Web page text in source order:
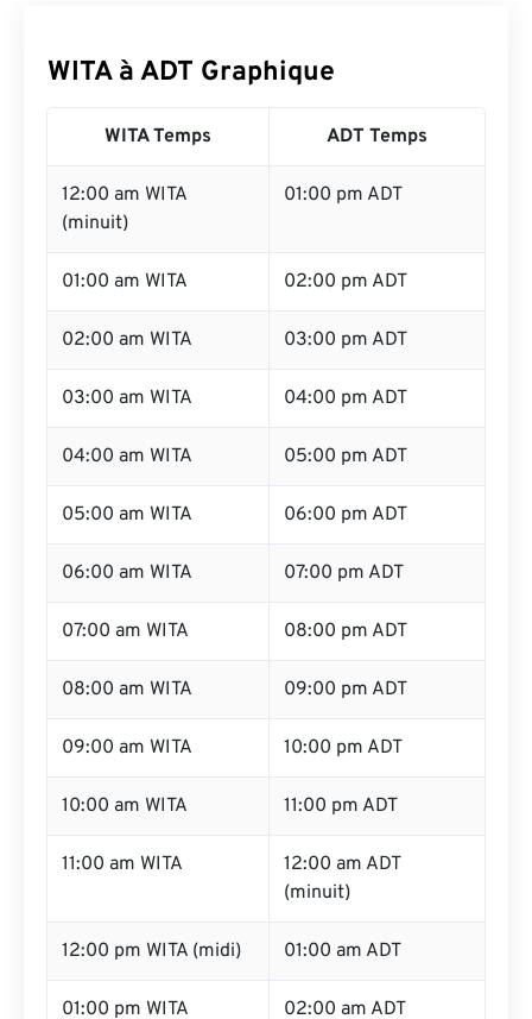
WITA à ADT Graphique
WITA Temps ADT Temps
12:00 am WITA
(minuit)
01:00 pm ADT
01:00 am WITA 02:00 pm ADT
02:00 am WITA 03:00 pm ADT
03:00 am WITA 04:00 pm ADT
04:00 am WITA 05:00 pm ADT
05:00 am WITA 06:00 pm ADT
06:00 am WITA 07:00 pm ADT
07:00 am WITA 08:00 pm ADT
08:00 am WITA 09:00 pm ADT
09:00 am WITA 10:00 pm ADT
10:00 am WITA 11:00 pm ADT
11:00 am WITA
12:00 am ADT
(minuit)
12:00 pm WITA (midi) 01:00 am ADT
01:00 pm WITA 02:00 am ADT